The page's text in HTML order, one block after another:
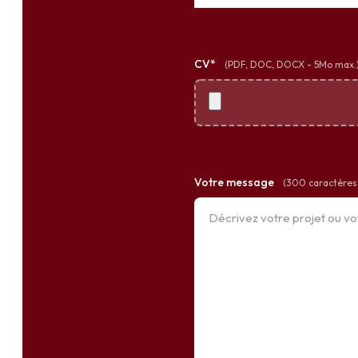
CV* (PDF, DOC, DOCX - 5Mo max.)
Votre message (300 caractères